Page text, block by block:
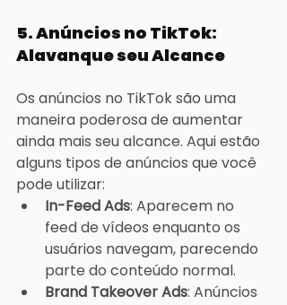
5. Anúncios no TikTok:
Alavanque seu Alcance
Os anúncios no TikTok são uma
maneira poderosa de aumentar
ainda mais seu alcance. Aqui estão
alguns tipos de anúncios que você
pode utilizar:
In-Feed Ads: Aparecem no
feed de vídeos enquanto os
usuários navegam, parecendo
parte do conteúdo normal.
Brand Takeover Ads: Anúncios